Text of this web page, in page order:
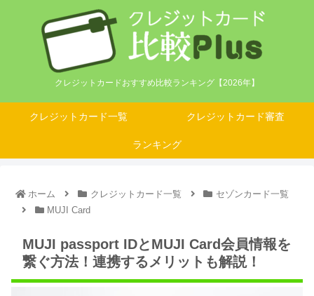
クレジットカードおすすめ比較ランキング【2026年】
クレジットカード一覧 クレジットカード審査
ランキング
ホーム クレジットカード一覧
セゾンカード一覧
MUJI Card
MUJI passport IDとMUJI Card会員情報を
繋ぐ方法！連携するメリットも解説！